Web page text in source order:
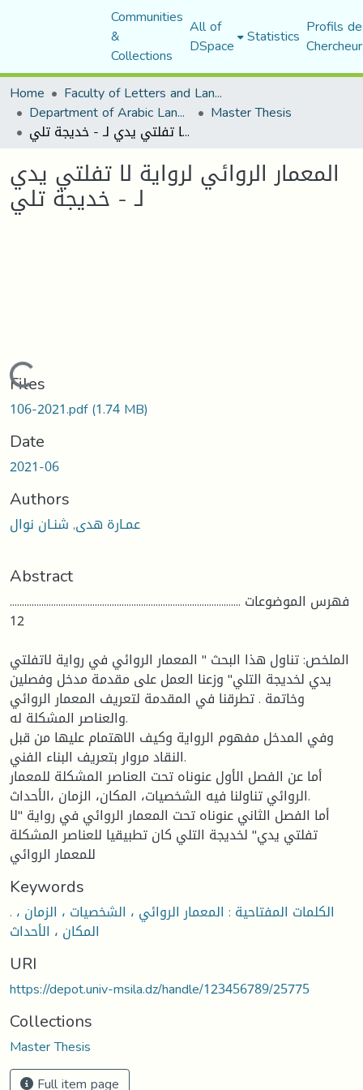
Communities
&
Collections
All of
DSpace Statistics Profils
Home
Faculty of Letters and Languages
Department of Arabic Language and Literature Master Thesis
المعمار الروائي لرواية لا تفلتي يدي لـ - خديجة تلي
المعمار الروائي لرواية لا تفلتي يدي
لـ - خديجة تلي
Loading...
Files
106-2021.pdf(1.74 MB)
Date
2021-06
Authors
عمـارة هدى, شنـان نوال
Abstract
فهرس الموضوعات ...............................................................................................
12
الملخص: تناول هذا البحث " المعمار الروائي في رواية لاتفلتي
يدي لخديجة التلي" وزعنا العمل على مقدمة مدخل وفصلين
وخاتمة . تطرقنا في المقدمة لتعريف المعمار الروائي
والعناصر المشكلة له.
وفي المدخل مفهوم الرواية وكيف الاهتمام عليها من قبل
النقاد مروار بتعريف البناء الفني.
أما عن الفصل الأول عنوناه تحت العناصر المشكلة للمعمار
الروائي تناولنا فيه الشخصيات، المكان، الزمان ،الأحداث.
أما الفصل الثاني عنوناه تحت المعمار الروائي في رواية "لا
تفلتي يدي" لخديجة التلي كان تطبيقيا للعناصر المشكلة
للمعمار الروائي
Keywords
. الكلمات المفتاحية : المعمار الروائي ، الشخصيات ، الزمان ،
المكان ، الأحداث
URI
https://depot.univ-msila.dz/handle/123456789/25775
Collections
Master Thesis
Full item page